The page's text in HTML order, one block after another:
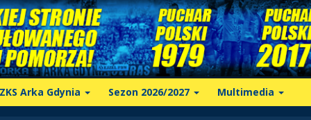
Arka Gdynia Sezon 2026/2027 Multimedia